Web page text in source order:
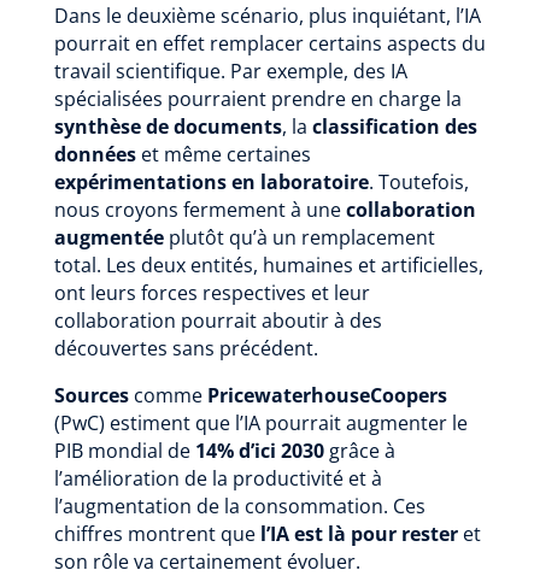
Dans le deuxième scénario, plus inquiétant, l’IA
pourrait en effet remplacer certains aspects du
travail scientifique. Par exemple, des IA
spécialisées pourraient prendre en charge la
synthèse de documents, la classification des
donnéeset même certaines
expérimentations en laboratoire. Toutefois,
nous croyons fermement à unecollaboration
augmentéeplutôt qu’à un remplacement
total. Les deux entités, humaines et artificielles,
ont leurs forces respectives et leur
collaboration pourrait aboutir à des
découvertes sans précédent.
Sourcescomme PricewaterhouseCoopers
(PwC) estiment que l’IA pourrait augmenter le
PIB mondial de 14% d’ici 2030grâce à
l’amélioration de la productivité et à
l’augmentation de la consommation. Ces
chiffres montrent que l’IA est là pour resteret
son rôle va certainement évoluer.